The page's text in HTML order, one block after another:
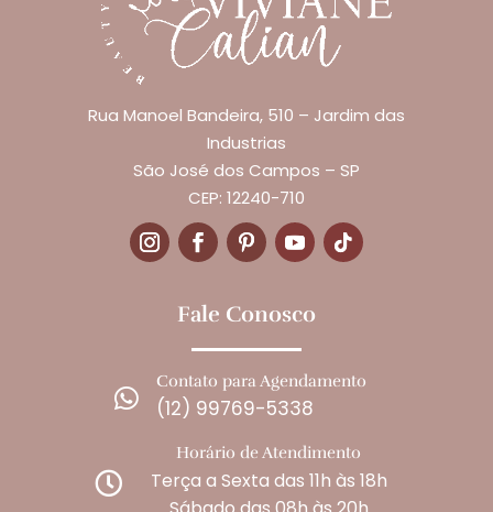
Rua Manoel Bandeira, 510 – Jardim das
Industrias
São José dos Campos – SP
CEP: 12240-710
Fale Conosco

Contato para Agendamento
(12) 99769-5338

Horário de Atendimento
Terça a Sexta das 11h às 18h